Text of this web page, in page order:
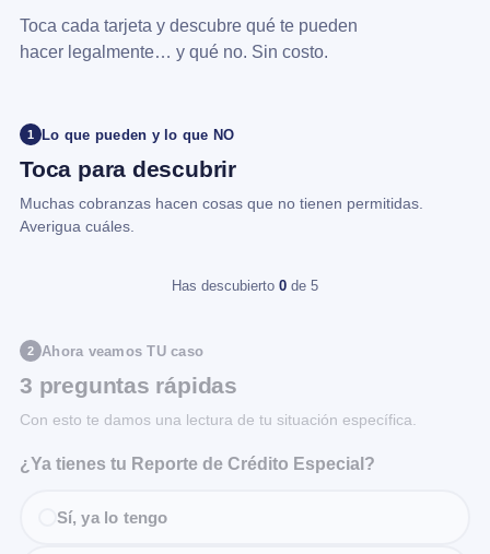
Toca cada tarjeta y descubre qué te pueden
hacer legalmente… y qué no. Sin costo.
1 Lo que pueden y lo que NO
Toca para descubrir
Muchas cobranzas hacen cosas que no tienen permitidas.
Averigua cuáles.
Has descubierto 0 de 5
2 Ahora veamos TU caso
3 preguntas rápidas
Con esto te damos una lectura de tu situación específica.
¿Ya tienes tu Reporte de Crédito Especial?
Sí, ya lo tengo